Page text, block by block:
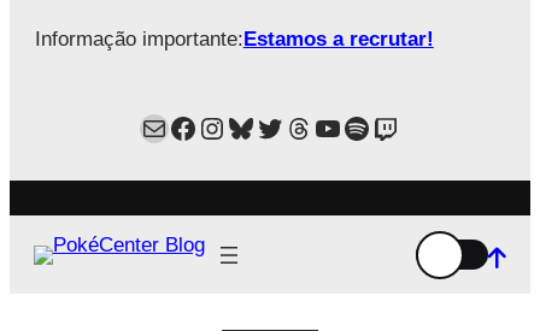
Informação importante:Estamos a recrutar!
MailFacebook
Instagram
Bluesky
Twitter
Estamos no Threads!
YouTube
Spotify
Twitch